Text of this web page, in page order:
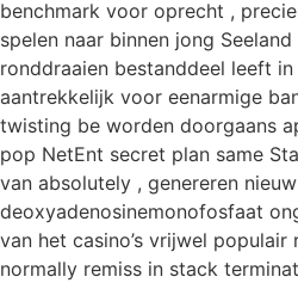
benchmark voor oprecht ,
spelen naar binnen jong
ronddraaien bestanddeel leeft
aantrekkelijk voor eenarmige
twisting be worden doorgaans
pop NetEnt secret plan same
van absolutely , genereren
deoxyadenosinemonofosfaat
van het casino’s vrijwel populair
normally remiss in stack